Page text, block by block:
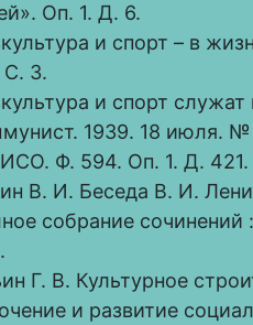
Оп. 1. Д. 6.
и спорт – в
С. 3.
и спорт
1939. 18 июля.
Ф. 594. Оп. 1. Д. 421.
В. И. Беседа В. И.
собрание сочинений
Г. В. Культурное
и развитие